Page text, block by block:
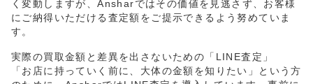
く変動しますが、Ansharではその価値を見逃さず、お客様
にご納得いただける査定額をご提示できるよう努めていま
す。
実際の買取金額と差異を出さないための「LINE査定」
「お店に持っていく前に、大体の金額を知りたい」という方